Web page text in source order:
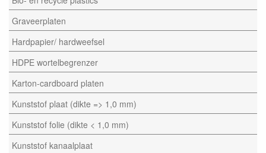
Graveerplaten
Hardpapier/ hardweefsel
HDPE wortelbegrenzer
Karton-cardboard platen
Kunststof plaat (dikte => 1,0 mm)
Kunststof folie (dikte < 1,0 mm)
Kunststof kanaalplaat